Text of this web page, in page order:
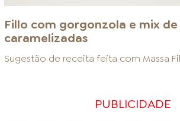
Fillo com gorgonzola e mix
caramelizadas
Sugestão de receita feita com Massa
PUBLICIDADE